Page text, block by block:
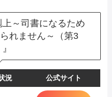
～司書になるため
れません～（第3
況 公式サイト